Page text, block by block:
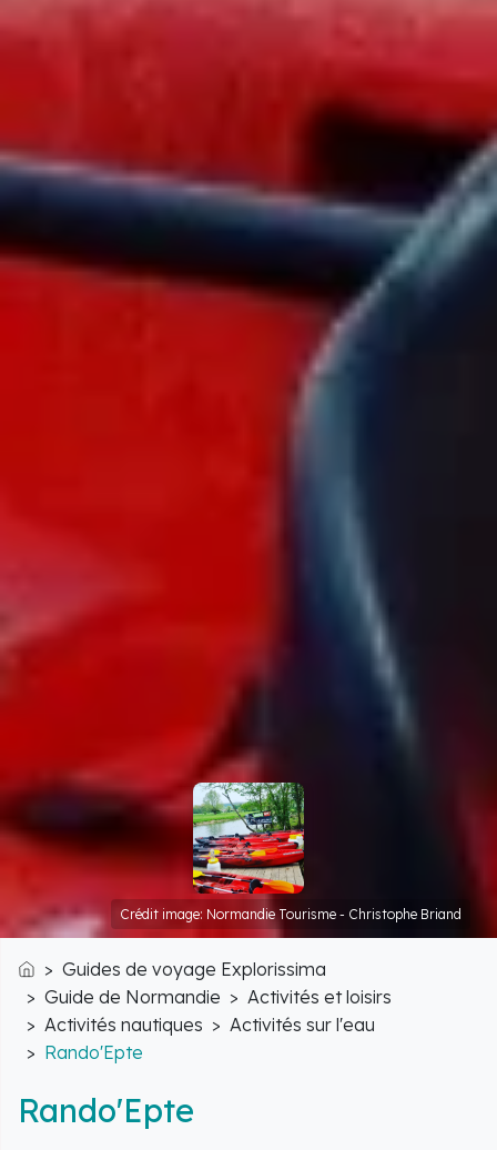
Crédit image: Normandie Tourisme - Christophe Briand
Accueil
Guides de voyage Explorissima
Guide de Normandie
Activités et loisirs
Activités nautiques
Activités sur l'eau
Rando'Epte
Rando'Epte